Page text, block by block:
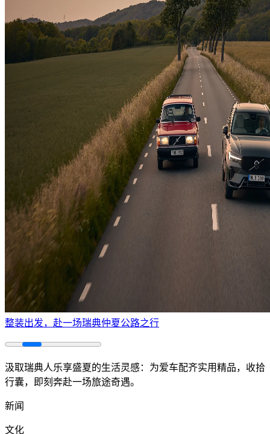
整装出发，赴一场瑞典仲夏公路之行
汲取瑞典人乐享盛夏的生活灵感：为爱车配齐实用精品，收拾
行囊，即刻奔赴一场旅途奇遇。
新闻
文化